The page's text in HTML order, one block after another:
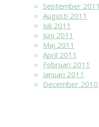
September 2011
Augusti 2011
Juli 2011
Juni 2011
Maj 2011
April 2011
Februari 2011
Januari 2011
December 2010